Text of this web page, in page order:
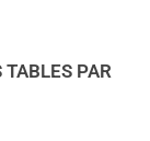
PAR